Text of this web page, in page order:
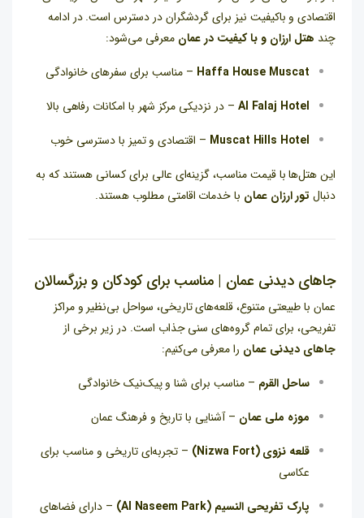
اقتصادی و باکیفیت نیز برای گردشگران در دسترس است. در ادامه
چند هتل ارزان و با کیفیت در عمان معرفی می‌شود:
Haffa House Muscat – مناسب برای سفرهای خانوادگی
Al Falaj Hotel – در نزدیکی مرکز شهر با امکانات رفاهی بالا
Muscat Hills Hotel – اقتصادی و تمیز با دسترسی خوب
این هتل‌ها با قیمت مناسب، گزینه‌ای عالی برای کسانی هستند که به
دنبال تور ارزان عمان با خدمات اقامتی مطلوب هستند.
جاهای دیدنی عمان | مناسب برای کودکان و بزرگسالان
عمان با طبیعتی متنوع، قلعه‌های تاریخی، سواحل بی‌نظیر و مراکز
تفریحی، برای تمام گروه‌های سنی جذاب است. در زیر برخی از
جاهای دیدنی عمان را معرفی می‌کنیم:
ساحل القرم – مناسب برای شنا و پیک‌نیک خانوادگی
موزه ملی عمان – آشنایی با تاریخ و فرهنگ عمان
قلعه نزوی (Nizwa Fort)
– تجربه‌ای تاریخی و مناسب برای
عکاسی
پارک تفریحی النسیم (Al Naseem Park)
– دارای فضاهای